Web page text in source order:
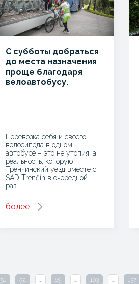
С субботы добраться
до места назначения
проще благодаря
велоавтобусу.
Перевозка себя и своего
велосипеда в одном
автобусе – это не утопия, а
реальность, которую
Тренчинский уезд вместе с
SAD Trenčín в очередной
раз…
более
51 52 … 69 … 103 … 137